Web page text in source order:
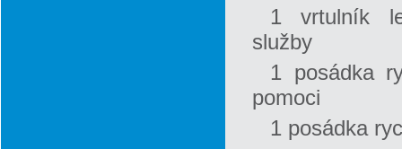
1 vrtulník
služby
1 posádka
pomoci
1 posádka